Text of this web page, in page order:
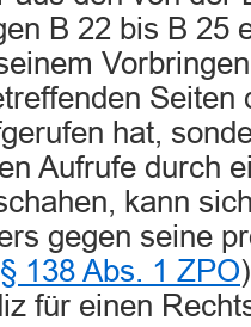
B 22 bis B 25
Seiten
hat,
Aufrufe durch
kann
gegen seine
§ 138 Abs. 1 ZPO
für einen